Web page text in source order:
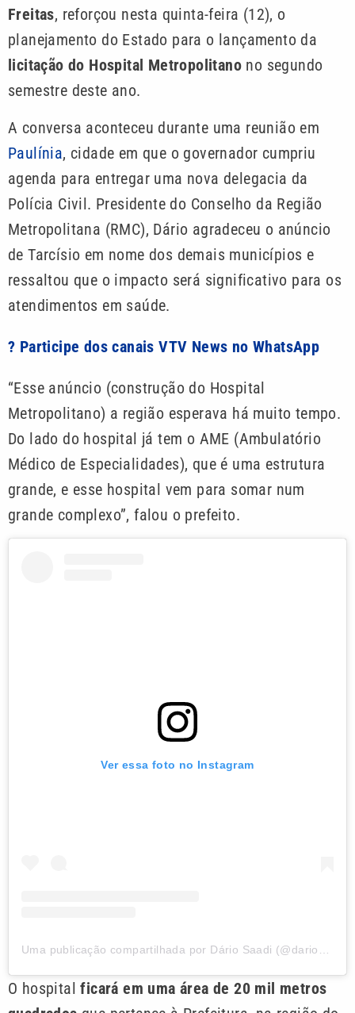
Freitas, reforçou nesta quinta-feira (12), o
planejamento do Estado para o lançamento da
licitação do Hospital Metropolitano no segundo
semestre deste ano.
A conversa aconteceu durante uma reunião em
Paulínia, cidade em que o governador cumpriu
agenda para entregar uma nova delegacia da
Polícia Civil. Presidente do Conselho da Região
Metropolitana (RMC), Dário agradeceu o anúncio
de Tarcísio em nome dos demais municípios e
ressaltou que o impacto será significativo para os
atendimentos em saúde.
? Participe dos canais VTV News no WhatsApp
“Esse anúncio (construção do Hospital
Metropolitano) a região esperava há muito tempo.
Do lado do hospital já tem o AME (Ambulatório
Médico de Especialidades), que é uma estrutura
grande, e esse hospital vem para somar num
grande complexo”, falou o prefeito.
Ver essa foto no Instagram
O hospital ficará em uma área de 20 mil metros